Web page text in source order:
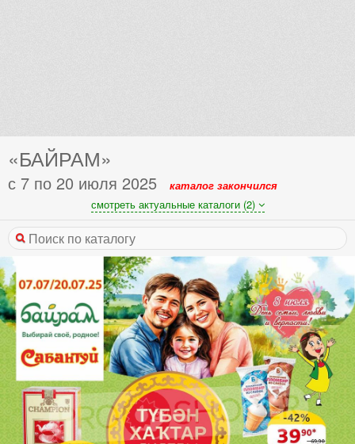
«БАЙРАМ»
с 7 по 20 июля 2025
каталог закончился
смотреть актуальные каталоги (2)